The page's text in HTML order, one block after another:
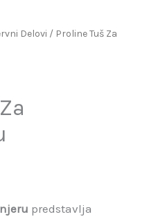
Delovi / Proline Tuš Za
predstavlja